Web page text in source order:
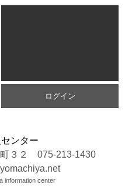
ログイン
センター
町３２ 075-213-1430
information center